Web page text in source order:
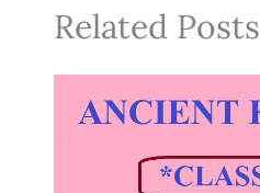
Related Posts